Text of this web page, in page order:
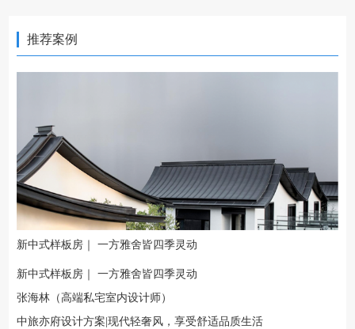
推荐案例
新中式样板房｜ 一方雅舍皆四季灵动
新中式样板房｜ 一方雅舍皆四季灵动
张海林（高端私宅室内设计师）
中旅亦府设计方案|现代轻奢风，享受舒适品质生活